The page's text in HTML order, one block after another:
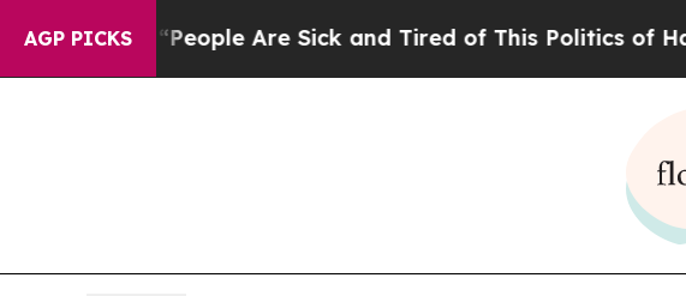
AGP PICKS
Win: “People Are Sick and Tired of This Politics of Hatred”